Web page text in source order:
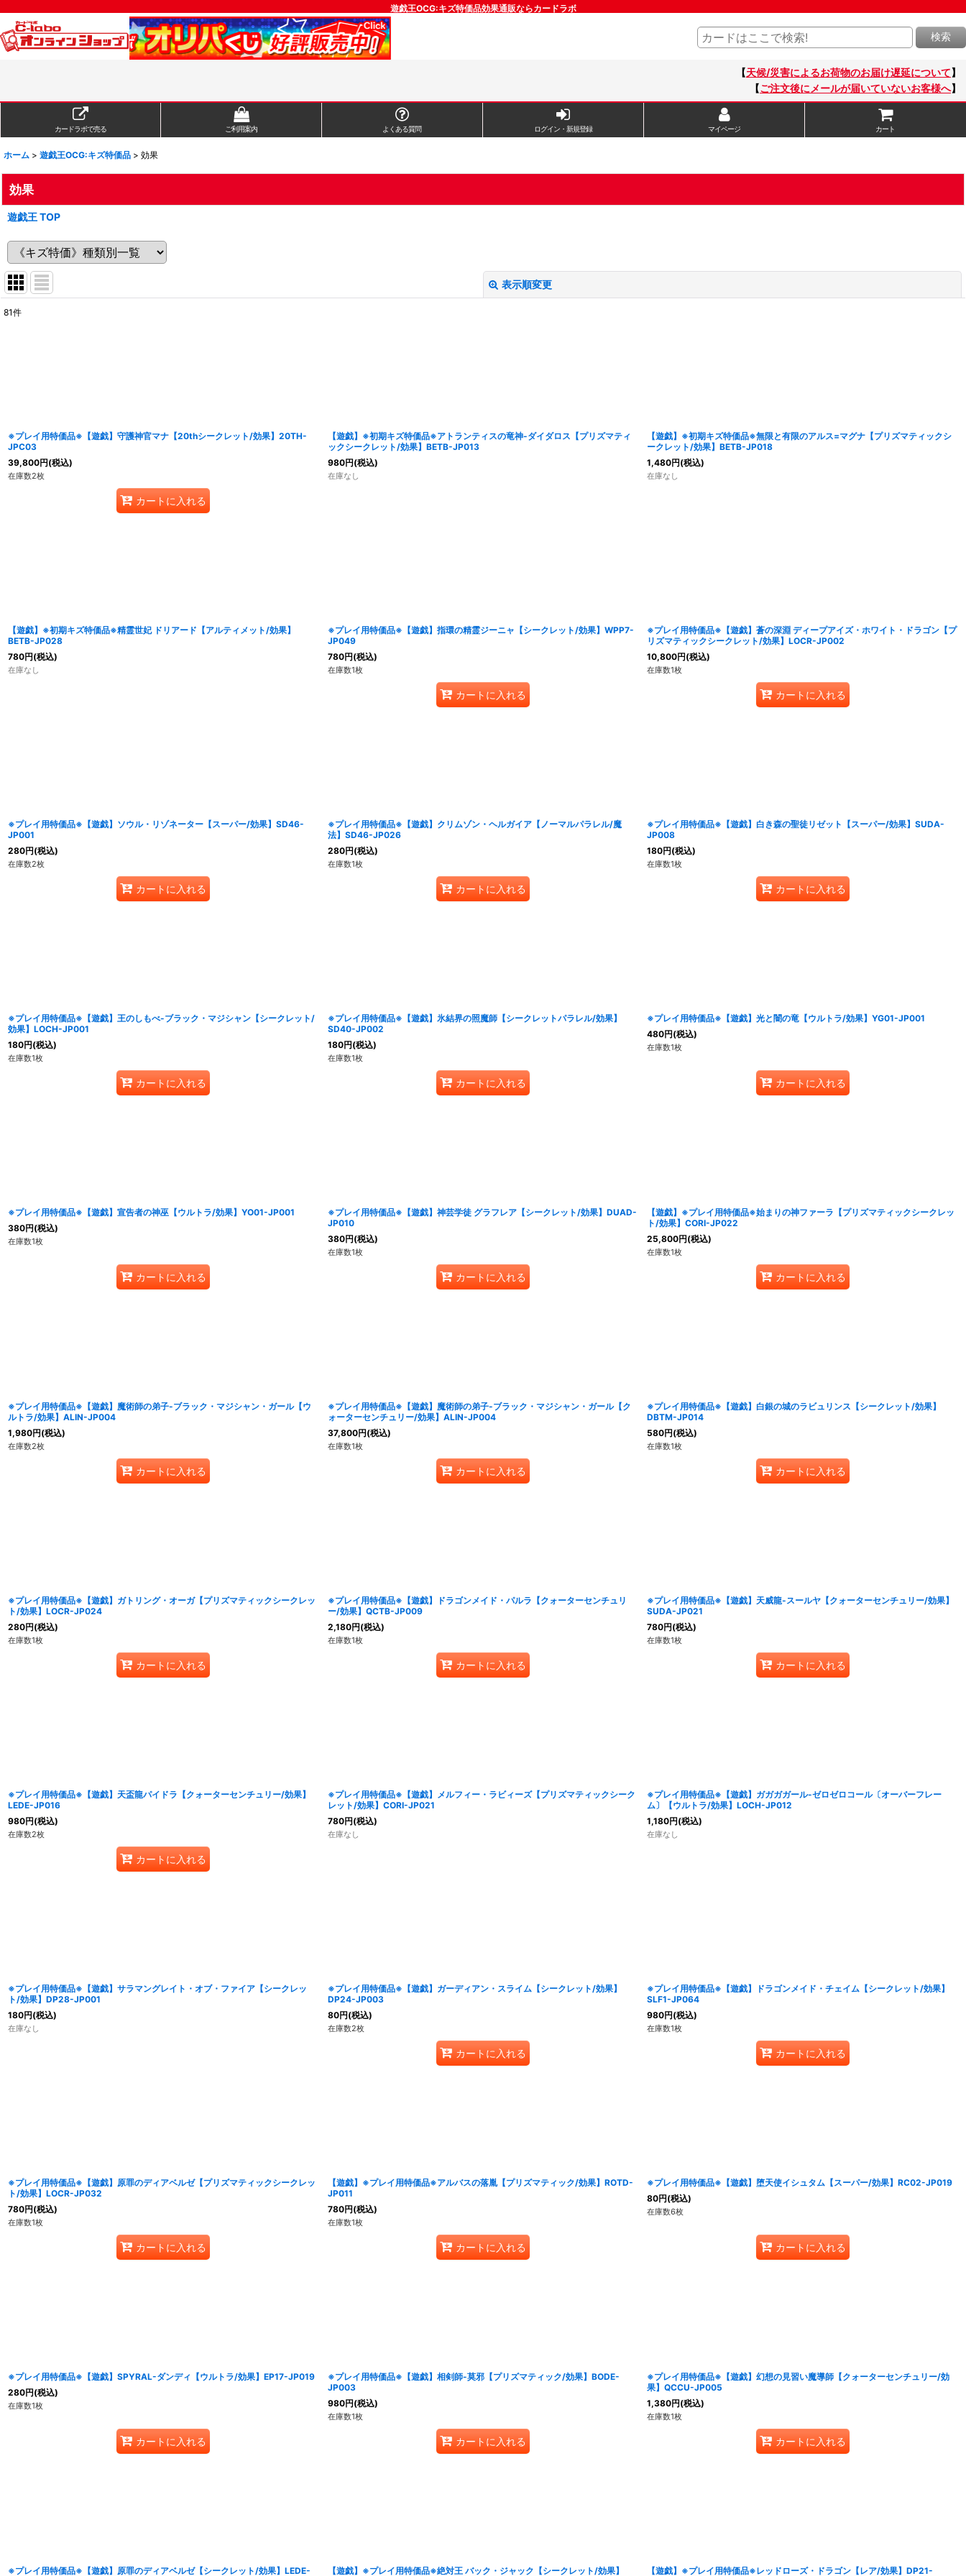
遊戯王OCG:キズ特価品効果通販ならカードラボ
検索
【天候/災害によるお荷物のお届け遅延について】
【ご注文後にメールが届いていないお客様へ】
カードラボで売る ご利用案内 よくある質問 ログイン・新規登録 マイページ カート
ホーム > 遊戯王OCG:キズ特価品 > 効果
効果
遊戯王 TOP
表示順変更
81件
※プレイ用特価品※【遊戯】守護神官マナ【20thシークレット/効果】20TH-
JPC03
39,800円(税込)
在庫数2枚
カートに入れる
【遊戯】※初期キズ特価品※アトランティスの竜神-ダイダロス【プリズマティ
ックシークレット/効果】BETB-JP013
980円(税込)
在庫なし
【遊戯】※初期キズ特価品※無限と有限のアルス=マグナ【プリズマティックシ
ークレット/効果】BETB-JP018
1,480円(税込)
在庫なし
【遊戯】※初期キズ特価品※精霊世妃 ドリアード【アルティメット/効果】
BETB-JP028
780円(税込)
在庫なし
※プレイ用特価品※【遊戯】指環の精霊ジーニャ【シークレット/効果】WPP7-
JP049
780円(税込)
在庫数1枚
カートに入れる
※プレイ用特価品※【遊戯】蒼の深淵 ディープアイズ・ホワイト・ドラゴン【プ
リズマティックシークレット/効果】LOCR-JP002
10,800円(税込)
在庫数1枚
カートに入れる
※プレイ用特価品※【遊戯】ソウル・リゾネーター【スーパー/効果】SD46-
JP001
280円(税込)
在庫数2枚
カートに入れる
※プレイ用特価品※【遊戯】クリムゾン・ヘルガイア【ノーマルパラレル/魔
法】SD46-JP026
280円(税込)
在庫数1枚
カートに入れる
※プレイ用特価品※【遊戯】白き森の聖徒リゼット【スーパー/効果】SUDA-
JP008
180円(税込)
在庫数1枚
カートに入れる
※プレイ用特価品※【遊戯】王のしもべ-ブラック・マジシャン【シークレット/
効果】LOCH-JP001
180円(税込)
在庫数1枚
カートに入れる
※プレイ用特価品※【遊戯】氷結界の照魔師【シークレットパラレル/効果】
SD40-JP002
180円(税込)
在庫数1枚
カートに入れる
※プレイ用特価品※【遊戯】光と闇の竜【ウルトラ/効果】YG01-JP001
480円(税込)
在庫数1枚
カートに入れる
※プレイ用特価品※【遊戯】宣告者の神巫【ウルトラ/効果】YO01-JP001
380円(税込)
在庫数1枚
カートに入れる
※プレイ用特価品※【遊戯】神芸学徒 グラフレア【シークレット/効果】DUAD-
JP010
380円(税込)
在庫数1枚
カートに入れる
【遊戯】※プレイ用特価品※始まりの神ファーラ【プリズマティックシークレッ
ト/効果】CORI-JP022
25,800円(税込)
在庫数1枚
カートに入れる
※プレイ用特価品※【遊戯】魔術師の弟子-ブラック・マジシャン・ガール【ウ
ルトラ/効果】ALIN-JP004
1,980円(税込)
在庫数2枚
カートに入れる
※プレイ用特価品※【遊戯】魔術師の弟子-ブラック・マジシャン・ガール【ク
ォーターセンチュリー/効果】ALIN-JP004
37,800円(税込)
在庫数1枚
カートに入れる
※プレイ用特価品※【遊戯】白銀の城のラビュリンス【シークレット/効果】
DBTM-JP014
580円(税込)
在庫数1枚
カートに入れる
※プレイ用特価品※【遊戯】ガトリング・オーガ【プリズマティックシークレッ
ト/効果】LOCR-JP024
280円(税込)
在庫数1枚
カートに入れる
※プレイ用特価品※【遊戯】ドラゴンメイド・パルラ【クォーターセンチュリ
ー/効果】QCTB-JP009
2,180円(税込)
在庫数1枚
カートに入れる
※プレイ用特価品※【遊戯】天威龍-スールヤ【クォーターセンチュリー/効果】
SUDA-JP021
780円(税込)
在庫数1枚
カートに入れる
※プレイ用特価品※【遊戯】天盃龍パイドラ【クォーターセンチュリー/効果】
LEDE-JP016
980円(税込)
在庫数2枚
カートに入れる
※プレイ用特価品※【遊戯】メルフィー・ラビィーズ【プリズマティックシーク
レット/効果】CORI-JP021
780円(税込)
在庫なし
※プレイ用特価品※【遊戯】ガガガガール-ゼロゼロコール〔オーバーフレー
ム〕【ウルトラ/効果】LOCH-JP012
1,180円(税込)
在庫なし
※プレイ用特価品※【遊戯】サラマングレイト・オブ・ファイア【シークレッ
ト/効果】DP28-JP001
180円(税込)
在庫なし
※プレイ用特価品※【遊戯】ガーディアン・スライム【シークレット/効果】
DP24-JP003
80円(税込)
在庫数2枚
カートに入れる
※プレイ用特価品※【遊戯】ドラゴンメイド・チェイム【シークレット/効果】
SLF1-JP064
980円(税込)
在庫数1枚
カートに入れる
※プレイ用特価品※【遊戯】原罪のディアベルゼ【プリズマティックシークレッ
ト/効果】LOCR-JP032
780円(税込)
在庫数1枚
カートに入れる
【遊戯】※プレイ用特価品※アルバスの落胤【プリズマティック/効果】ROTD-
JP011
780円(税込)
在庫数1枚
カートに入れる
※プレイ用特価品※【遊戯】堕天使イシュタム【スーパー/効果】RC02-JP019
80円(税込)
在庫数6枚
カートに入れる
※プレイ用特価品※【遊戯】SPYRAL-ダンディ【ウルトラ/効果】EP17-JP019
280円(税込)
在庫数1枚
カートに入れる
※プレイ用特価品※【遊戯】相剣師-莫邪【プリズマティック/効果】BODE-
JP003
980円(税込)
在庫数1枚
カートに入れる
※プレイ用特価品※【遊戯】幻想の見習い魔導師【クォーターセンチュリー/効
果】QCCU-JP005
1,380円(税込)
在庫数1枚
カートに入れる
※プレイ用特価品※【遊戯】原罪のディアベルゼ【シークレット/効果】LEDE- 【遊戯】※プレイ用特価品※絶対王 バック・ジャック【シークレット/効果】 【遊戯】※プレイ用特価品※レッドローズ・ドラゴン【レア/効果】DP21-